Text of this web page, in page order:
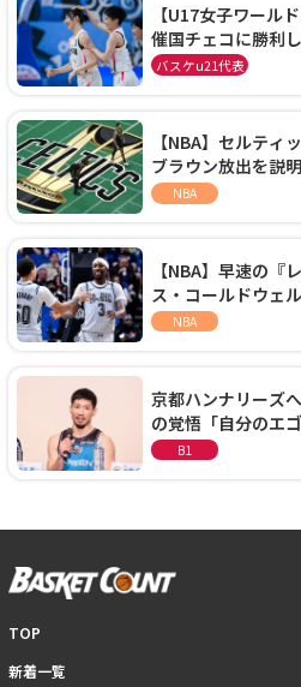
【U17女子ワール
催国チェコに勝利
通過！準々決勝の
バスケu21代表
【NBA】セルティ
ブラウン放出を説
手に集中するチー
NBA
【NBA】早速の『
ス・コールドウェ
ーズに1年契約で加入
NBA
京都ハンナリーズ
の覚悟「自分のエ
に、京都に来たわけ
B1
TOP
新着一覧